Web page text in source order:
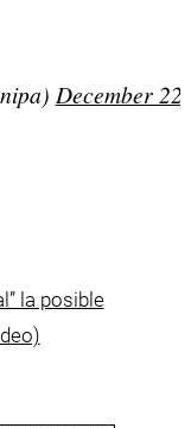
December
la posible